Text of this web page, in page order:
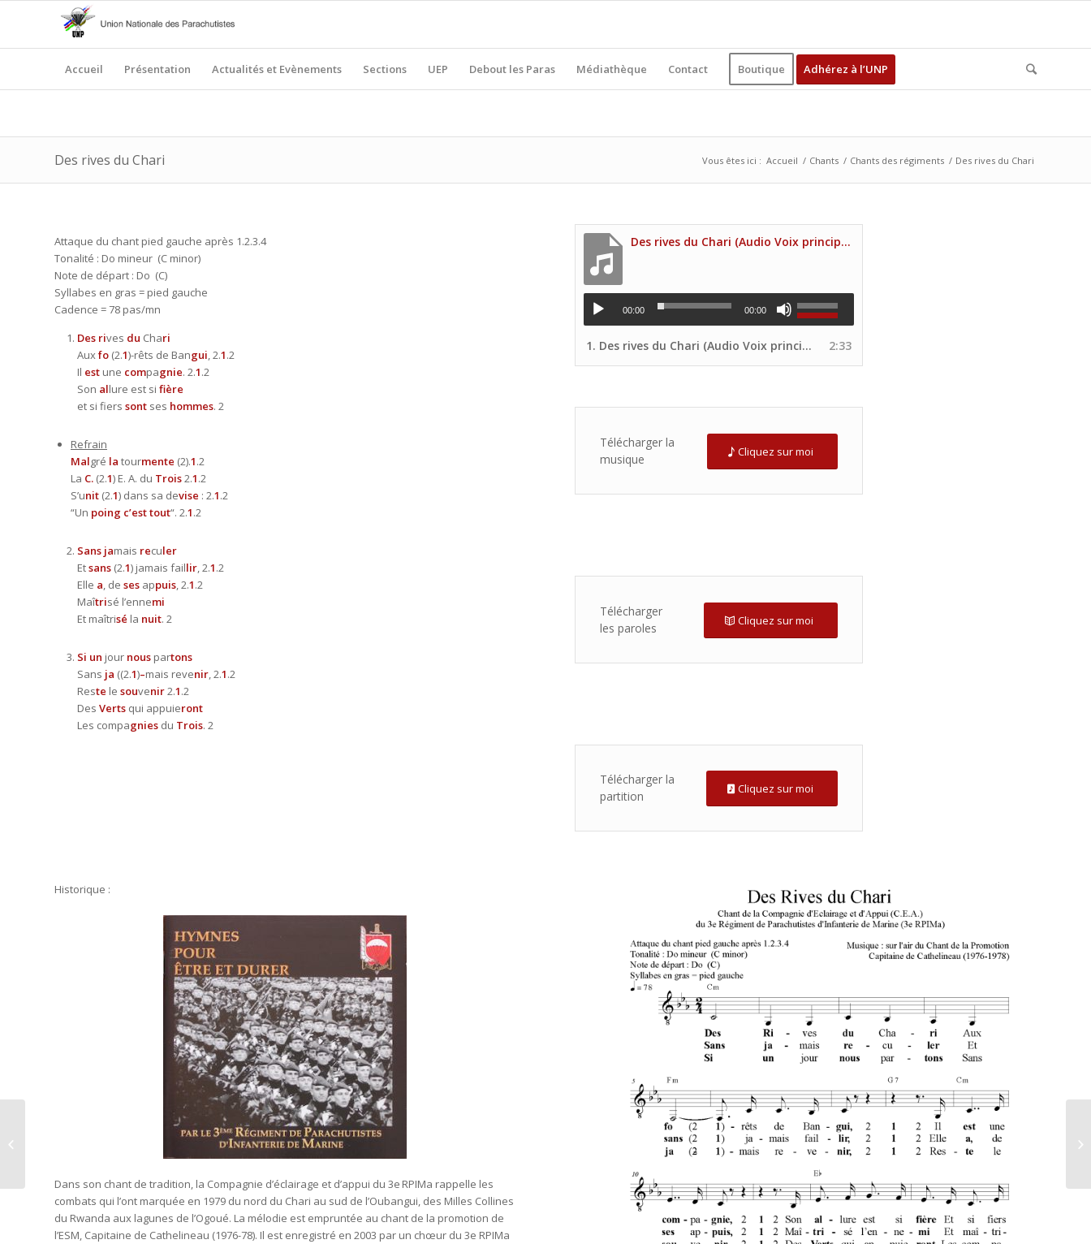
Accueil Présentation Actualités et Evènements Sections UEP Debout les Paras Médiathèque Contact Boutique Adhérez à l’UNP
Des rives du Chari Vous êtes ici : Accueil / Chants / Chants des régiments / Des rives du Chari
Attaque du chant pied gauche après 1.2.3.4
Tonalité : Do mineur (C minor)
Note de départ : Do (C)
Syllabes en gras = pied gauche
Cadence = 78 pas/mn
Des rives du Chari
Auxfo (2.1)-rêts de Bangui, 2.1.2
Il est une compagnie. 2.1.2
Son allure est si fière
et si fiers sont ses hommes. 2
Refrain
Malgré la tourmente (2).1.2
La C. (2.1) E. A. du Trois2.1.2
S’unit (2.1) dans sa devise : 2.1.2
“Un poing c’est tout“. 2.1.2
Sans jamais reculer
Etsans (2.1) jamais faillir, 2.1.2
Elle a, de ses appuis, 2.1.2
Maîtrisé l’ennemi
Et maîtrisé la nuit. 2
Si un jour nous partons
Sans ja ((2.1)–mais revenir, 2.1.2
Reste le souvenir2.1.2
Des Verts qui appuieront
Les compagnies du Trois. 2
Des rives du Chari (Audio Voix principale Site UNP)
00:00 00:00
1. Des rives du Chari (Audio Voix principale Site UNP) 2:33
Télécharger la
musique
Cliquez sur moi
Télécharger
les paroles
Cliquez sur moi
Télécharger la
partition
Cliquez sur moi
Historique :
Dans son chant de tradition, la Compagnie d’éclairage et d’appui du 3e RPIMa rappelle les
combats qui l’ont marquée en 1979 du nord du Chari au sud de l’Oubangui, des Milles Collines
du Rwanda aux lagunes de l’Ogoué. La mélodie est empruntée au chant de la promotion de
l’ESM, Capitaine de Cathelineau (1976-78). Il est enregistré en 2003 par un chœur du 3e RPIMa